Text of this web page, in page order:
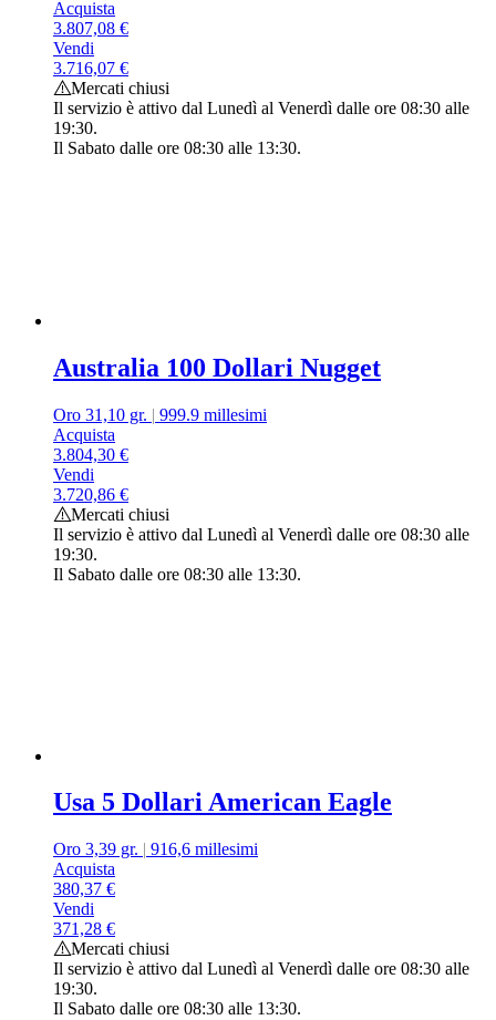
Acquista
3.807,08 €
Vendi
3.716,07 €
Mercati chiusi
Il servizio è attivo dal Lunedì al Venerdì dalle ore 08:30 alle
19:30.
Il Sabato dalle ore 08:30 alle 13:30.
Australia 100 Dollari Nugget
Oro 31,10 gr. | 999.9 millesimi
Acquista
3.804,30 €
Vendi
3.720,86 €
Mercati chiusi
Il servizio è attivo dal Lunedì al Venerdì dalle ore 08:30 alle
19:30.
Il Sabato dalle ore 08:30 alle 13:30.
Usa 5 Dollari American Eagle
Oro 3,39 gr. | 916,6 millesimi
Acquista
380,37 €
Vendi
371,28 €
Mercati chiusi
Il servizio è attivo dal Lunedì al Venerdì dalle ore 08:30 alle
19:30.
Il Sabato dalle ore 08:30 alle 13:30.